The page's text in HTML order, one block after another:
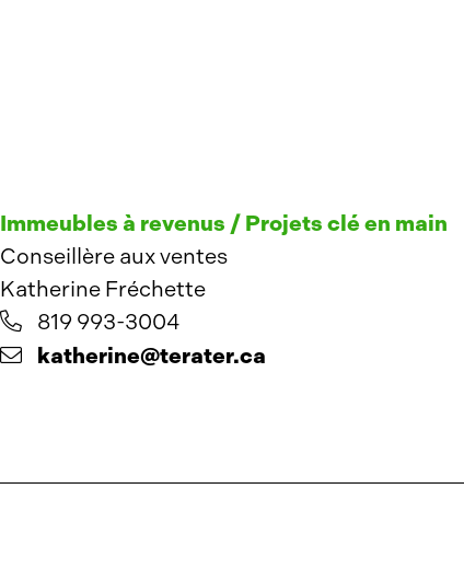
Immeubles à revenus / Projets clé en main
Conseillère aux ventes
Katherine Fréchette
819 993-3004
katherine@terater.ca